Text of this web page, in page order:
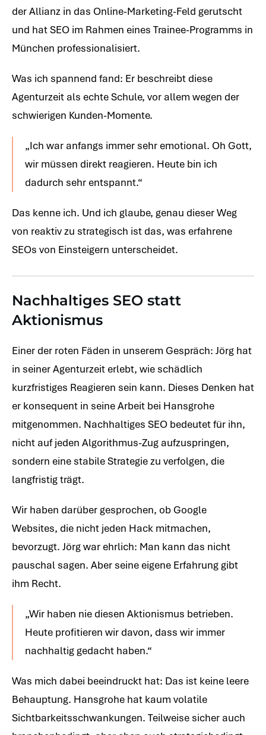
der Allianz in das Online-Marketing-Feld gerutscht
und hat SEO im Rahmen eines Trainee-Programms in
München professionalisiert.
Was ich spannend fand: Er beschreibt diese
Agenturzeit als echte Schule, vor allem wegen der
schwierigen Kunden-Momente.
„Ich war anfangs immer sehr emotional. Oh Gott,
wir müssen direkt reagieren. Heute bin ich
dadurch sehr entspannt.“
Das kenne ich. Und ich glaube, genau dieser Weg
von reaktiv zu strategisch ist das, was erfahrene
SEOs von Einsteigern unterscheidet.
Nachhaltiges SEO statt
Aktionismus
Einer der roten Fäden in unserem Gespräch: Jörg hat
in seiner Agenturzeit erlebt, wie schädlich
kurzfristiges Reagieren sein kann. Dieses Denken hat
er konsequent in seine Arbeit bei Hansgrohe
mitgenommen. Nachhaltiges SEO bedeutet für ihn,
nicht auf jeden Algorithmus-Zug aufzuspringen,
sondern eine stabile Strategie zu verfolgen, die
langfristig trägt.
Wir haben darüber gesprochen, ob Google
Websites, die nicht jeden Hack mitmachen,
bevorzugt. Jörg war ehrlich: Man kann das nicht
pauschal sagen. Aber seine eigene Erfahrung gibt
ihm Recht.
„Wir haben nie diesen Aktionismus betrieben.
Heute profitieren wir davon, dass wir immer
nachhaltig gedacht haben.“
Was mich dabei beeindruckt hat: Das ist keine leere
Behauptung. Hansgrohe hat kaum volatile
Sichtbarkeitsschwankungen. Teilweise sicher auch